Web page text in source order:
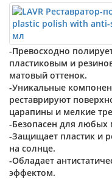
-Превосходно
пластиковым и
матовый оттенок.
-Уникальные
реставрируют
царапины и мелкие
-Безопасен для любых
-Защищает пластик и
на солнце.
-Обладает
эффектом.